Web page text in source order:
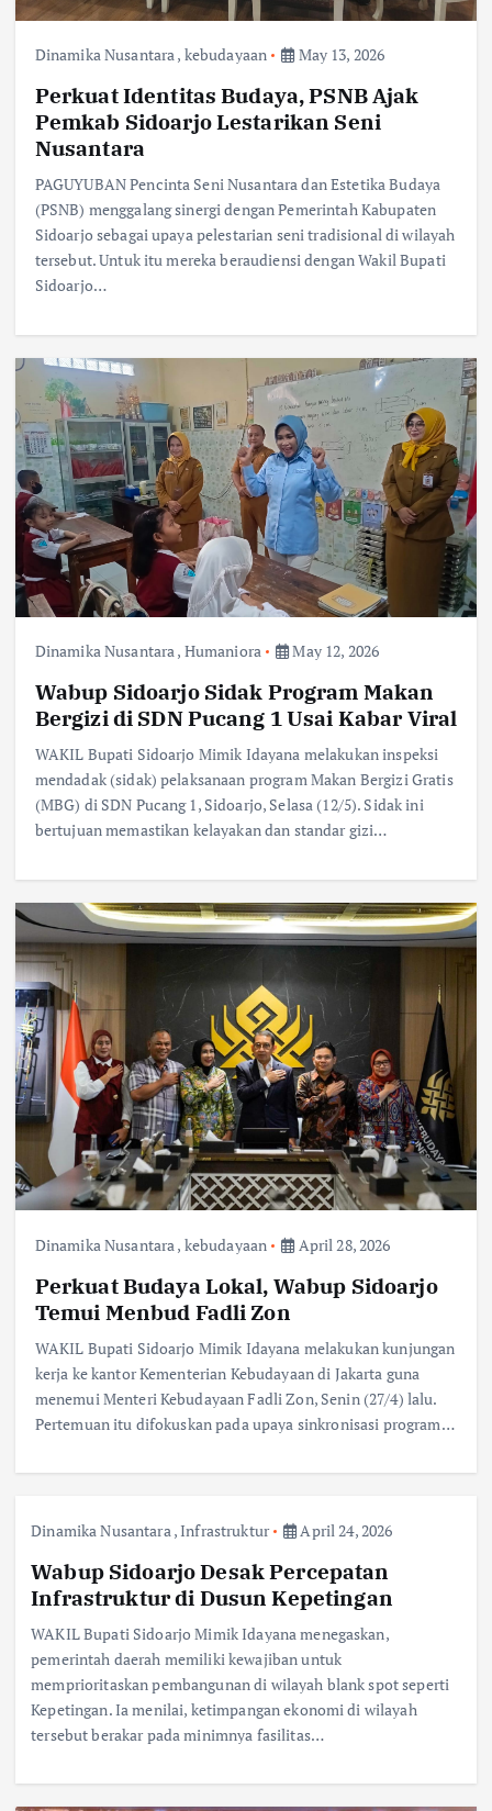
Dinamika Nusantara, kebudayaan May 13, 2026
Perkuat Identitas Budaya, PSNB Ajak
Pemkab Sidoarjo Lestarikan Seni
Nusantara
PAGUYUBAN Pencinta Seni Nusantara dan Estetika Budaya
(PSNB) menggalang sinergi dengan Pemerintah Kabupaten
Sidoarjo sebagai upaya pelestarian seni tradisional di wilayah
tersebut. Untuk itu mereka beraudiensi dengan Wakil Bupati
Sidoarjo…
Dinamika Nusantara, Humaniora May 12, 2026
Wabup Sidoarjo Sidak Program Makan
Bergizi di SDN Pucang 1 Usai Kabar Viral
WAKIL Bupati Sidoarjo Mimik Idayana melakukan inspeksi
mendadak (sidak) pelaksanaan program Makan Bergizi Gratis
(MBG) di SDN Pucang 1, Sidoarjo, Selasa (12/5). Sidak ini
bertujuan memastikan kelayakan dan standar gizi…
Dinamika Nusantara , kebudayaan April 28, 2026
Perkuat Budaya Lokal, Wabup Sidoarjo
Temui Menbud Fadli Zon
WAKIL Bupati Sidoarjo Mimik Idayana melakukan kunjungan
kerja ke kantor Kementerian Kebudayaan di Jakarta guna
menemui Menteri Kebudayaan Fadli Zon, Senin (27/4) lalu.
Pertemuan itu difokuskan pada upaya sinkronisasi program…
Dinamika Nusantara ,Infrastruktur April 24, 2026
Wabup Sidoarjo Desak Percepatan
Infrastruktur di Dusun Kepetingan
WAKIL Bupati Sidoarjo Mimik Idayana menegaskan,
pemerintah daerah memiliki kewajiban untuk
memprioritaskan pembangunan di wilayah blank spot seperti
Kepetingan. Ia menilai, ketimpangan ekonomi di wilayah
tersebut berakar pada minimnya fasilitas…